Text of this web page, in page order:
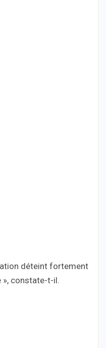
déteint fortement
», constate-t-il.